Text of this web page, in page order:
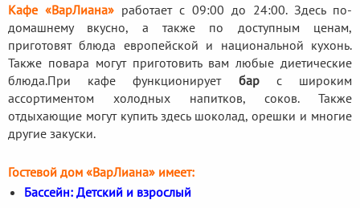
Кафе «ВарЛиана» работает с 09:00 до 24:00. Здесь по-
домашнему вкусно, а также по доступным ценам,
приготовят блюда европейской и национальной кухонь.
Также повара могут приготовить вам любые диетические
блюда.При кафе функционирует барс широким
ассортиментом холодных напитков, соков. Также
отдыхающие могут купить здесь шоколад, орешки и многие
другие закуски.
Гостевой дом «ВарЛиана» имеет:
Бассейн: Детский и взрослый